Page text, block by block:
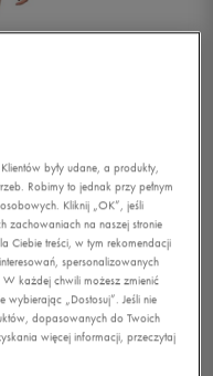
były udane, a produkty,
Robimy to jednak przy pełnym
Kliknij „OK”, jeśli
zachowaniach na naszej stronie
Ciebie treści, w tym rekomendacji
spersonalizowanych
każdej chwili możesz zmienić
„Dostosuj”. Jeśli nie
dopasowanych do Twoich
więcej informacji, przeczytaj